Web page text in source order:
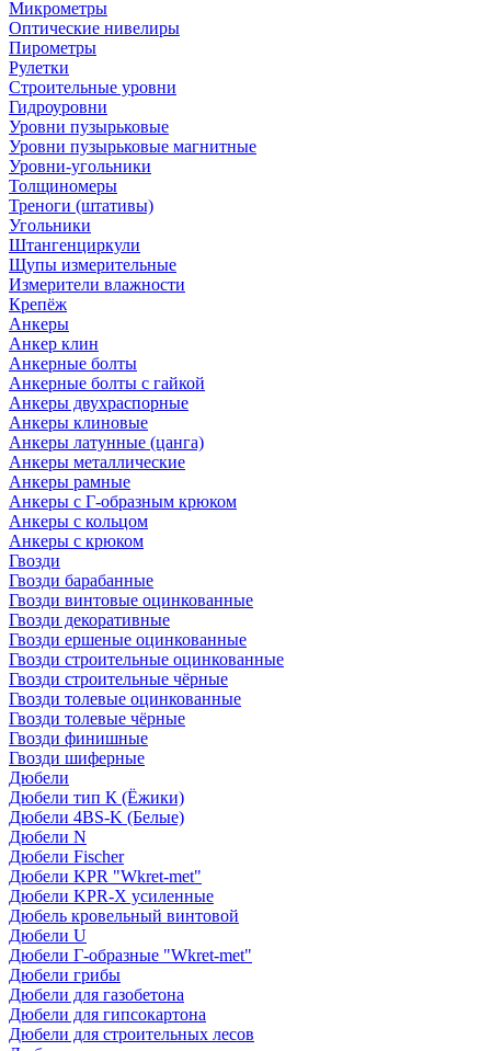
Микрометры
Оптические нивелиры
Пирометры
Рулетки
Строительные уровни
Гидроуровни
Уровни пузырьковые
Уровни пузырьковые магнитные
Уровни-угольники
Толщиномеры
Треноги (штативы)
Угольники
Штангенциркули
Щупы измерительные
Измерители влажности
Крепёж
Анкеры
Анкер клин
Анкерные болты
Анкерные болты с гайкой
Анкеры двухраспорные
Анкеры клиновые
Анкеры латунные (цанга)
Анкеры металлические
Анкеры рамные
Анкеры с Г-образным крюком
Анкеры с кольцом
Анкеры с крюком
Гвозди
Гвозди барабанные
Гвозди винтовые оцинкованные
Гвозди декоративные
Гвозди ершеные оцинкованные
Гвозди строительные оцинкованные
Гвозди строительные чёрные
Гвозди толевые оцинкованные
Гвозди толевые чёрные
Гвозди финишные
Гвозди шиферные
Дюбели
Дюбели тип К (Ёжики)
Дюбели 4BS-K (Белые)
Дюбели N
Дюбели Fischer
Дюбели KPR "Wkret-met"
Дюбели KPR-Х усиленные
Дюбель кровельный винтовой
Дюбели U
Дюбели Г-образные "Wkret-met"
Дюбели грибы
Дюбели для газобетона
Дюбели для гипсокартона
Дюбели для строительных лесов